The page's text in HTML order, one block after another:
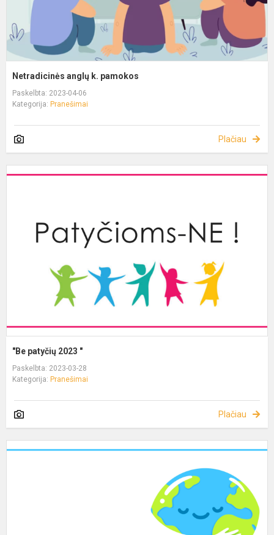
Netradicinės anglų k. pamokos
Paskelbta: 2023-04-06
Kategorija: Pranešimai
Plačiau
"Be patyčių 2023 "
Paskelbta: 2023-03-28
Kategorija: Pranešimai
Plačiau